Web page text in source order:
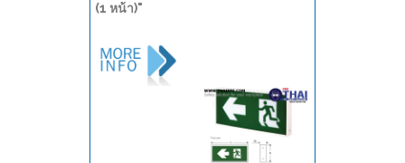
(1 หน้า)"